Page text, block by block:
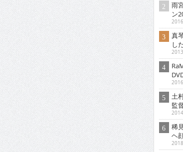
雨
ン
真
し
土
監
稀
ヘ